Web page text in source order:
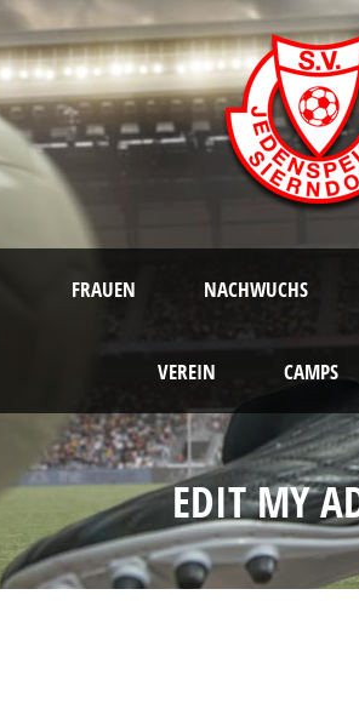
FRAUEN NACHWUCHS
VEREIN CAMPS
EDIT MY